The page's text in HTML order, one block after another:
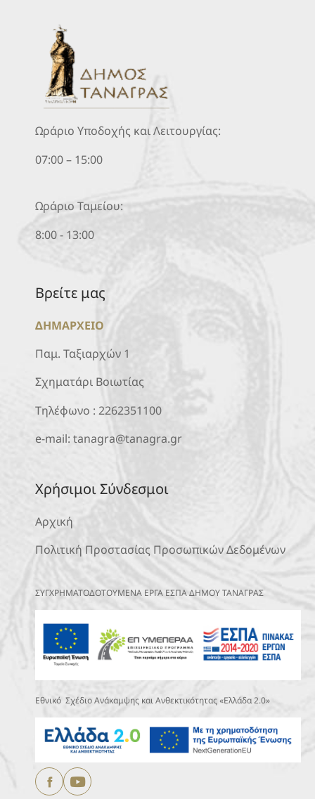
Ωράριο Υποδοχής και Λειτουργίας:
07:00 – 15:00
Ωράριο Ταμείου:
8:00 - 13:00
Βρείτε μας
ΔΗΜΑΡΧΕΙΟ
Παμ. Ταξιαρχών 1
Σχηματάρι Βοιωτίας
Τηλέφωνο : 2262351100
e-mail: tanagra@tanagra.gr
Χρήσιμοι Σύνδεσμοι
Αρχική
Πολιτική Προστασίας Προσωπικών Δεδομένων
ΣΥΓΧΡΗΜΑΤΟΔΟΤΟΥΜΕΝΑ ΕΡΓΑ ΕΣΠΑ ΔΗΜΟΥ ΤΑΝΑΓΡΑΣ
Εθνικό Σχέδιο Ανάκαμψης και Ανθεκτικότητας «Ελλάδα 2.0»